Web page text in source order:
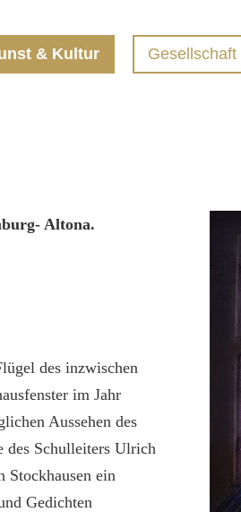
& Kultur Gesellschaft
Altona.
des inzwischen
im Jahr
Aussehen des
des Schulleiters Ulrich
Stockhausen ein
Gedichten